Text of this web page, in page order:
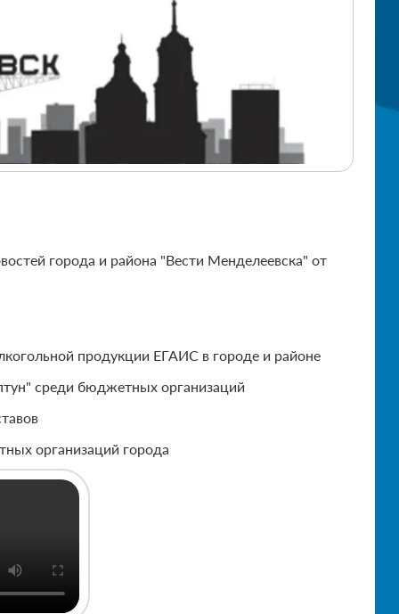
города и района "Вести Менделеевска" от
продукции ЕГАИС в городе и районе
среди бюджетных организаций
организаций города